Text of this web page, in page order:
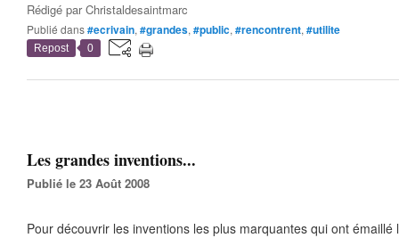
Rédigé parChristaldesaintmarc
Publié dans#ecrivain, #grandes, #public, #rencontrent, #utilite
Repost 0
Les grandes inventions...
Publié le 23 Août 2008
Pour découvrir les inventions les plus marquantes qui ont